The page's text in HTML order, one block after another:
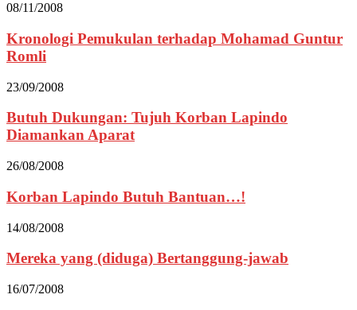
08/11/2008
Kronologi Pemukulan terhadap Mohamad Guntur
Romli
23/09/2008
Butuh Dukungan: Tujuh Korban Lapindo
Diamankan Aparat
26/08/2008
Korban Lapindo Butuh Bantuan…!
14/08/2008
Mereka yang (diduga) Bertanggung-jawab
16/07/2008